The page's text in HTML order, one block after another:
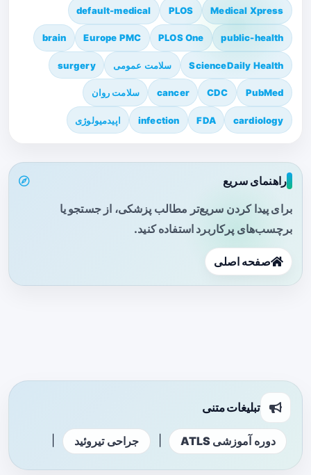
Medical Xpress
PLOS
default-medical
public-health
PLOS One
Europe PMC
brain
ScienceDaily Health سلامت عمومی surgery
PubMed
CDC
cancer سلامت روان
cardiology
FDA
infection اپیدمیولوژی
راهنمای سریع
برای پیدا کردن سریع‌تر مطالب پزشکی، از جستجو یا
برچسب‌های پرکاربرد استفاده کنید.
صفحه اصلی
تبلیغات متنی
دوره آموزشی ATLS جراحی تیروئید